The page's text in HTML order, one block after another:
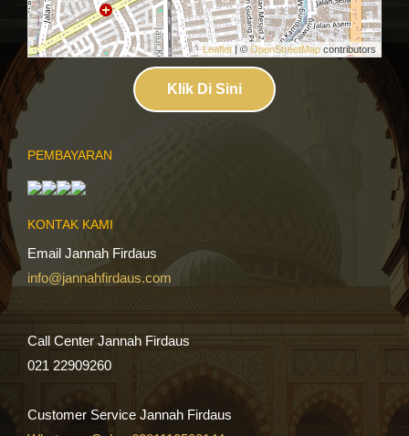
Leaflet | ©OpenStreetMap contributors
Klik Di Sini
PEMBAYARAN
KONTAK KAMI
Email Jannah Firdaus
info@jannahfirdaus.com
Call Center Jannah Firdaus
021 22909260
Customer Service Jannah Firdaus